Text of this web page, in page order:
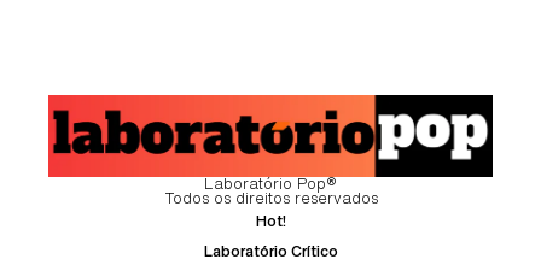
Laboratório Pop®
Todos os direitos reservados
Hot!
Laboratório Crítico